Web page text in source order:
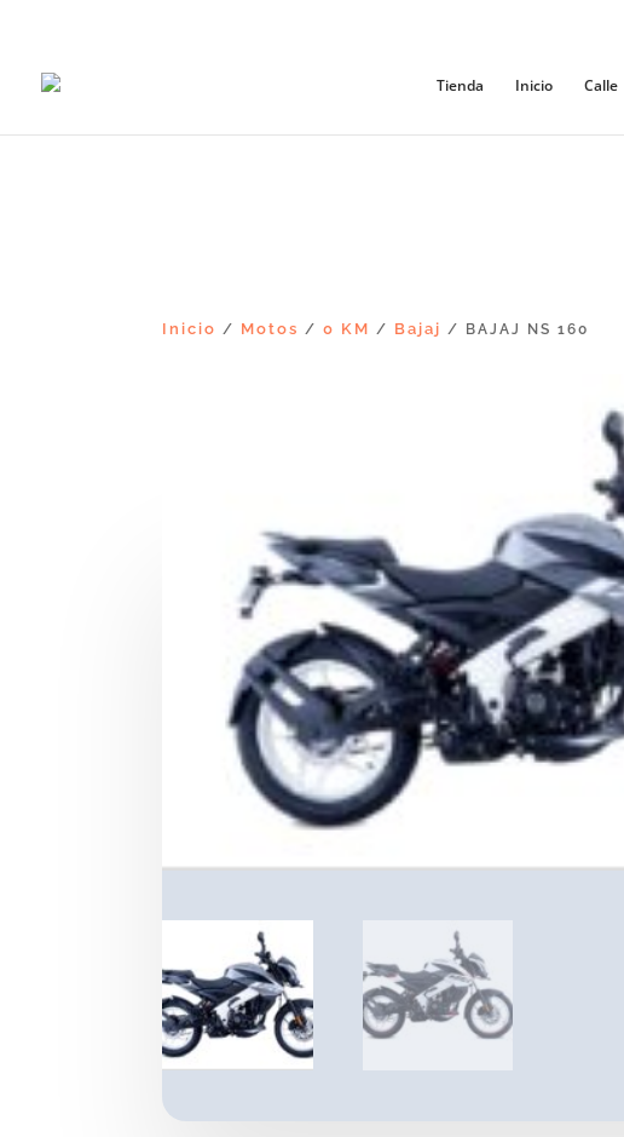
Tienda Inicio Calle
Inicio / Motos /0 KM / Bajaj / BAJAJ NS 160